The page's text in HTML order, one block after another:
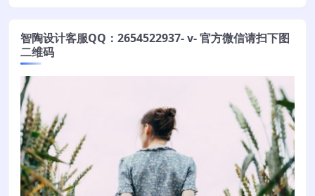
智陶设计客服QQ：2654522937- v- 官方微信请扫下图
二维码